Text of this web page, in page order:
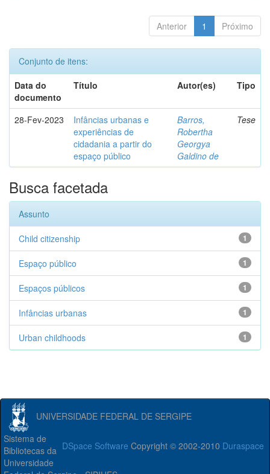
Anterior 1 Próximo
Conjunto de itens:
Data do
documento
Título Autor(es) Tipo
28-Fev-2023
Infâncias urbanas e
experiências de
cidadania a partir do
espaço público
Barros,
Robertha
Georgya
Galdino de
Tese
Busca facetada
Assunto
1
Child citizenship
1
Espaço público
1
Espaços públicos
1
Infâncias urbanas
1
Urban childhoods
UNIVERSIDADE FEDERAL DE SERGIPE
DSpace Software Copyright © 2002-2010 Duraspace
Sistema de
Bibliotecas da
Universidade